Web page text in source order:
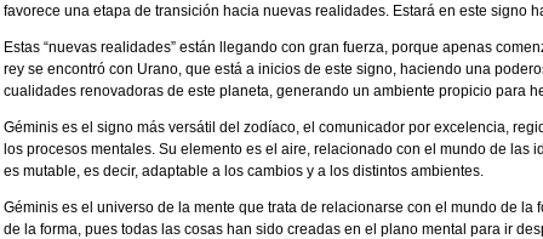
favorece una etapa de transición hacia nuevas realidades. Estará en este signo
Estas “nuevas realidades” están llegando con gran fuerza, porque apenas
rey se encontró con Urano, que está a inicios de este signo, haciendo una
cualidades renovadoras de este planeta, generando un ambiente propicio para
Géminis es el signo más versátil del zodíaco, el comunicador por excelencia,
los procesos mentales. Su elemento es el aire, relacionado con el mundo de las
es mutable, es decir, adaptable a los cambios y a los distintos ambientes.
Géminis es el universo de la mente que trata de relacionarse con el mundo de la
de la forma, pues todas las cosas han sido creadas en el plano mental para ir